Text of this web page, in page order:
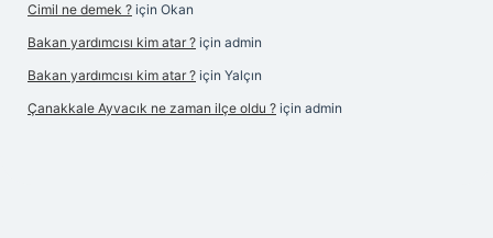
Cimil ne demek ? için Okan
Bakan yardımcısı kim atar ? için admin
Bakan yardımcısı kim atar ? için Yalçın
Çanakkale Ayvacık ne zaman ilçe oldu ? için admin